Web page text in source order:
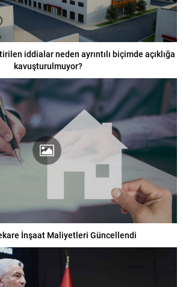
iddialar neden ayrıntılı biçimde açıklığa
kavuşturulmuyor?
İnşaat Maliyetleri Güncellendi